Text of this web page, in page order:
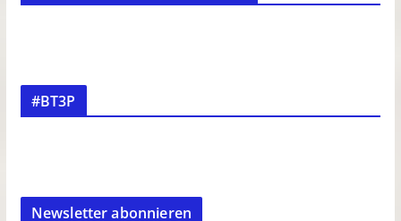
#BT3P
Newsletter abonnieren